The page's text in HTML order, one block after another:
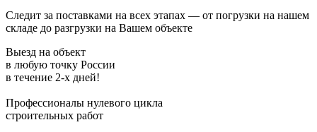
Следит за поставками на всех этапах — от погрузки на нашем
складе до разгрузки на Вашем объекте
Выезд на объект
в любую точку России
в течение 2-х дней!
Профессионалы нулевого цикла
строительных работ